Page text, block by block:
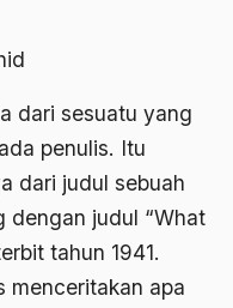
dari sesuatu yang
penulis. Itu
dari judul sebuah
dengan judul “What
tahun 1941.
menceritakan apa